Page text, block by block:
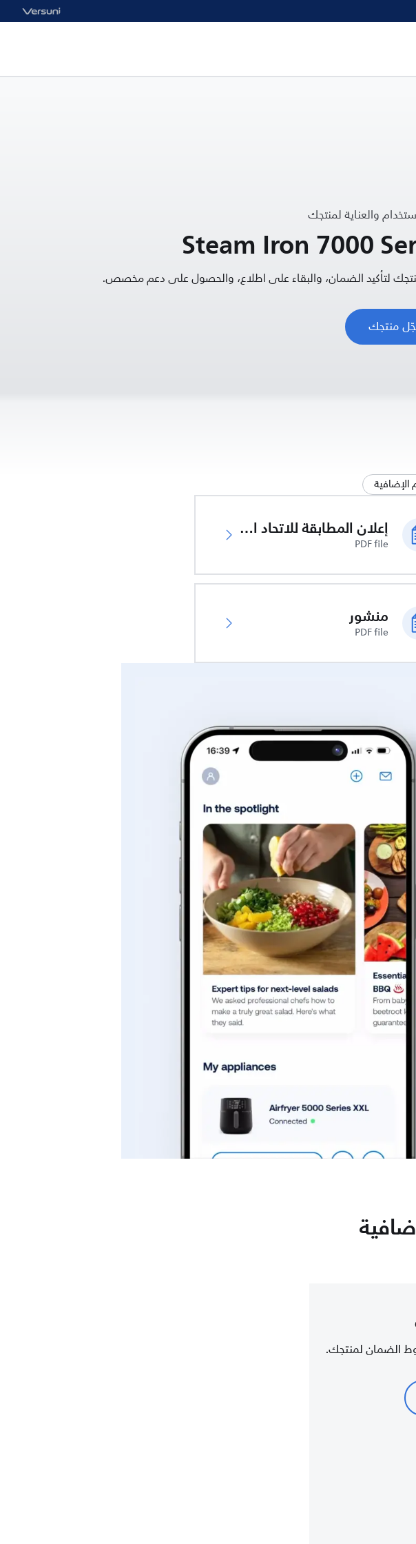
والعناية لمنتجك
Steam Iron 7000
لتأكيد الضمان، والبقاء على اطلاع، والحصول على دعم مخصص.
منتجك
الإضافية
إعلان المطابقة للاتحاد الأوروبي
PDF file
منشور
PDF file
الضمان لمنتجك.